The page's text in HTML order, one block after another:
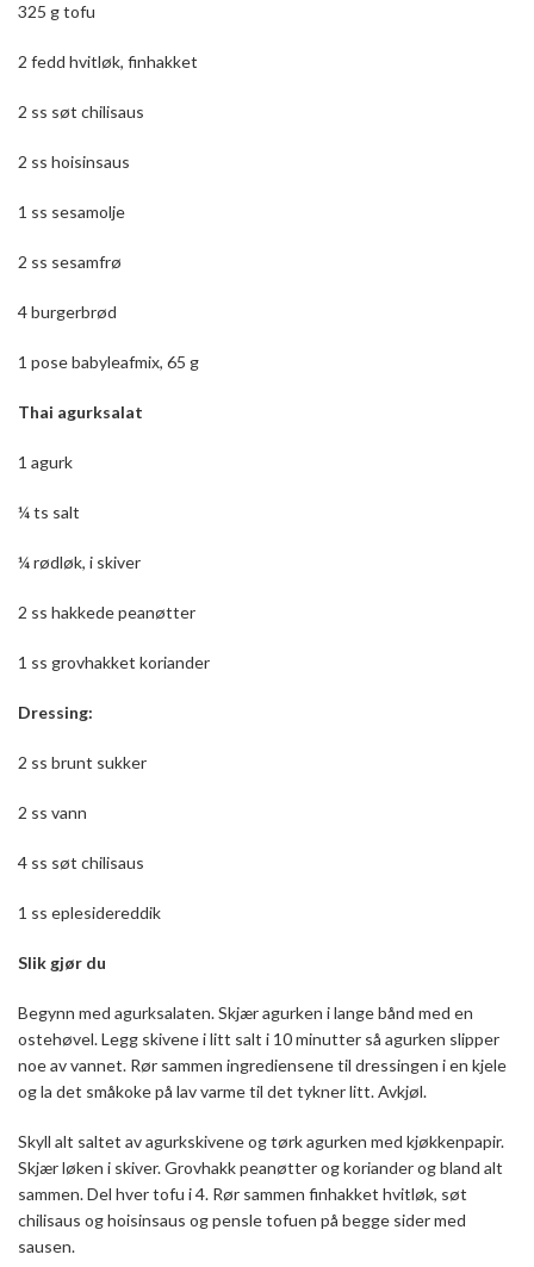
325 g tofu
2 fedd hvitløk, finhakket
2 ss søt chilisaus
2 ss hoisinsaus
1 ss sesamolje
2 ss sesamfrø
4 burgerbrød
1 pose babyleafmix, 65 g
Thai agurksalat
1 agurk
¼ ts salt
¼ rødløk, i skiver
2 ss hakkede peanøtter
1 ss grovhakket koriander
Dressing:
2 ss brunt sukker
2 ss vann
4 ss søt chilisaus
1 ss eplesidereddik
Slik gjør du
Begynn med agurksalaten. Skjær agurken i lange bånd med en
ostehøvel. Legg skivene i litt salt i 10 minutter så agurken slipper
noe av vannet. Rør sammen ingrediensene til dressingen i en kjele
og la det småkoke på lav varme til det tykner litt. Avkjøl.
Skyll alt saltet av agurkskivene og tørk agurken med kjøkkenpapir.
Skjær løken i skiver. Grovhakk peanøtter og koriander og bland alt
sammen. Del hver tofu i 4. Rør sammen finhakket hvitløk, søt
chilisaus og hoisinsaus og pensle tofuen på begge sider med
sausen.